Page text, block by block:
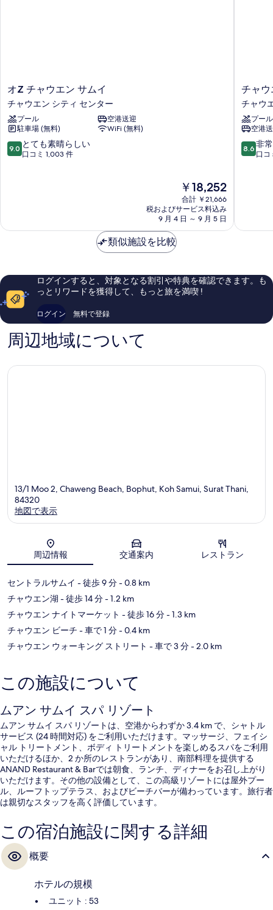
オ
Z
チ
ャ
ウ
エ
ン
エ
ィ
ン
タ
オZ チャウエン サムイ
チャウエン シティ センター
プール
空港送迎
駐車場 (無料)
WiFi (無料)
10
段
素
い、
コ
ミ
件
の
コ
9.0 とても素晴らしい
口コミ 1,003 件
現
在
の
料
金
￥18,252
合計 ￥21,666
税およびサービス料込み
9 月 4 日 ～ 9 月 5 日
チ
ャ
ウ
エ
ン・
リ
ー
チ・
ト
チ
チャウ
チャウ
プール
空港
10
段
良
ミ
1,000
8.6 非
口コ
類似施設を比較
ログインすると、対象となる割引や特典を確認できます。も
っとリワードを獲得して、もっと旅を満喫 !
ログイン 無料で登録
周辺地域について
13/1 Moo 2, Chaweng Beach, Bophut, Koh Samui, Surat Thani,
84320
地図で表示
周辺情報 交通案内 レストラン
セントラルサムイ - 徒歩 9 分- 0.8 km
チャウエン湖 - 徒歩 14 分- 1.2 km
チャウエン ナイトマーケット - 徒歩 16 分- 1.3 km
チャウエン ビーチ - 車で 1 分- 0.4 km
チャウエン ウォーキング ストリート - 車で 3 分- 2.0 km
この施設について
ムアン サムイ スパ リゾート
ムアン サムイ スパ リゾートは、空港からわずか 3.4 km で、シャトル
サービス (24 時間対応) をご利用いただけます。マッサージ、フェイシ
ャル トリートメント、ボディ トリートメントを楽しめるスパをご利用
いただけるほか、2 か所のレストランがあり、南部料理を提供する
ANAND Restaurant & Barでは朝食、ランチ、ディナーをお召し上がり
いただけます。その他の設備として、この高級リゾートには屋外プー
ル、ルーフトップテラス、およびビーチバーが備わっています。旅行者
は親切なスタッフを高く評価しています。
この宿泊施設に関する詳細
概要
ホテルの規模
ユニット : 53